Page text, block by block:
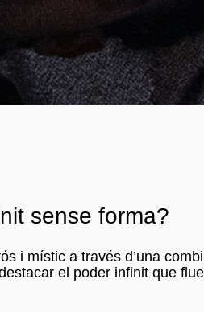
sense forma?
i místic a través d’una
el poder infinit que